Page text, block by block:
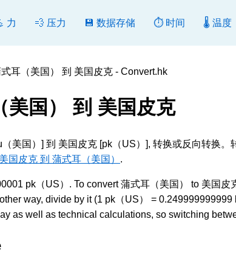
力 💨 压力 💾 数据存储 ⏱️ 时间 🌡️ 温度
耳（美国） 到 美国皮克 - Convert.hk
美国） 到 美国皮克
美国）] 到 美国皮克 [pk（US）], 转换或反向转换
国皮克 到 蒲式耳（美国） .
pk（US）. To convert 蒲式耳（美国） to 美国皮
way, divide by it (1 pk（US） =
as well as technical calculations, so switching